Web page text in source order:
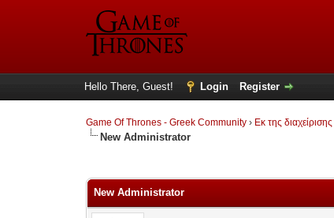
Hello There, Guest! Login Register
Game Of Thrones - Greek Community › Εκ της διαχείρισης
New Administrator
New Administrator